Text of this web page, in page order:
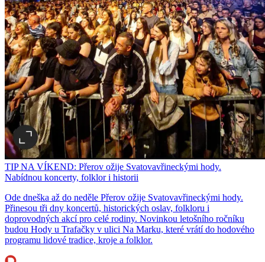
TIP NA VÍKEND: Přerov ožije Svatovavřineckými hody.
Nabídnou koncerty, folklor i historii
Ode dneška až do neděle Přerov ožije Svatovavřineckými hody.
Přinesou tři dny koncertů, historických oslav, folkloru i
doprovodných akcí pro celé rodiny. Novinkou letošního ročníku
budou Hody u Trafačky v ulici Na Marku, které vrátí do hodového
programu lidové tradice, kroje a folklor.